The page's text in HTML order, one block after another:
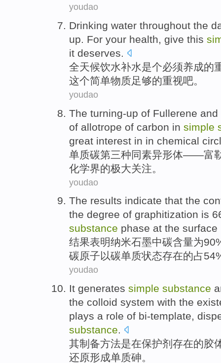
youdao
Drinking water throughout the
up. For your health, give this
it deserves.
全天候饮水补水是个必须养成的
这个简单物质足够的重视吧。
youdao
The turning-up of Fullerene and
of allotrope of carbon in simple
great interest in in chemical
单质碳第三种同素异形体——富
化学界的极大关注 。
youdao
The results indicate that the
the degree of graphitization is
substance phase at the surface
结果表明纳米石墨中碳含量为
碳原子以碳单质状态存在的占
youdao
It generates simple substance
the colloid system with the
plays a role of bi-template,
substance.
其制备方法是在保护剂 存在的胶
还原形成单质砷。